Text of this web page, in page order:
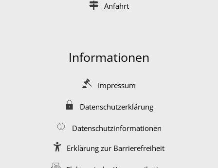
Anfahrt
Informationen
Impressum
Datenschutzerklärung
Datenschutzinformationen
Erklärung zur Barrierefreiheit